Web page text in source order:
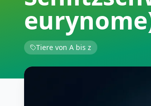
Tiere von A bis z